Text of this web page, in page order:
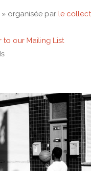
» organisée par le
to our Mailing List